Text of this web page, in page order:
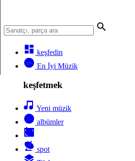
keşfedin
En İyi Müzik
keşfetmek
Yeni müzik
albümler
spot